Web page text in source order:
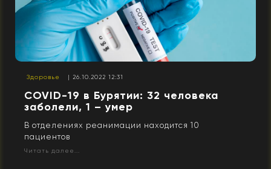
Здоровье | 26.10.2022 12:31
COVID-19 в Бурятии: 32 человека
заболели, 1 – умер
В отделениях реанимации находится 10
пациентов
Читать далее...